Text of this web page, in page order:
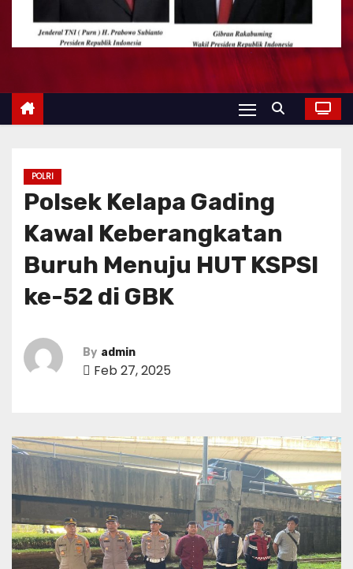
POLRI
Polsek Kelapa Gading
Kawal Keberangkatan
Buruh Menuju HUT KSPSI
ke-52 di GBK
By admin
Feb 27, 2025